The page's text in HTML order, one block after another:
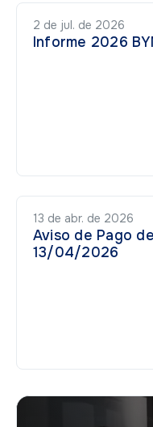
2 de jul. de 2026
Informe 2026
13 de abr. de 2026
Aviso de Pago
13/04/2026